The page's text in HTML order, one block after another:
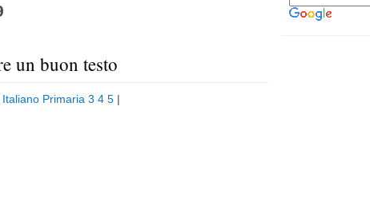
un buon testo
Italiano Primaria 3 4 5 |